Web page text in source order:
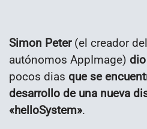
Simon Peter(el creador
autónomos AppImage)
pocos dias que se
desarrollo de una nueva
«helloSystem».